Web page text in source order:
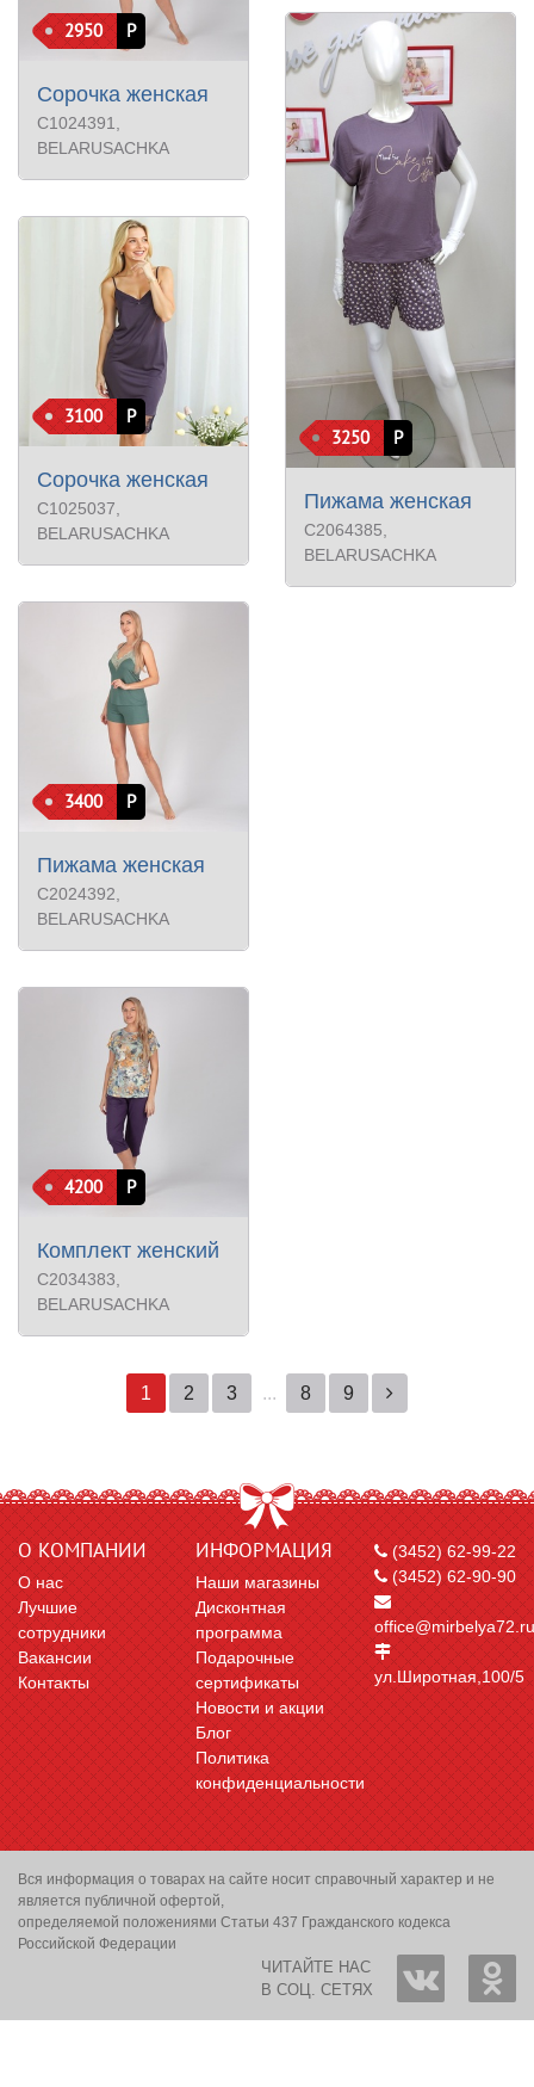
2950 Р
Сорочка женская
С1024391
BELARUSACHKA
3100 Р
Сорочка женская
С1025037
BELARUSACHKA
3400 Р
Пижама женская
С2024392
BELARUSACHKA
4200 Р
Комплект женский
С2034383
BELARUSACHKA
3250 Р
Пижама женская
С2064385,
BELARUSACHKA
1 2 3 ... 8 9
О КОМПАНИИ
О нас
Лучшие
сотрудники
Вакансии
Контакты
ИНФОРМАЦИЯ
Наши магазины
Дисконтная
программа
Подарочные
сертификаты
Новости и акции
Блог
Политика
конфиденциальности
(3452) 62-99-22
(3452) 62-90-90
office@mirbelya72.ru
ул.Широтная,100/5
Вся информация о товарах на сайте носит справочный характер и не
является публичной офертой,
определяемой положениями Статьи 437 Гражданского кодекса
Российской Федерации
ЧИТАЙТЕ НАС
В СОЦ. СЕТЯХ